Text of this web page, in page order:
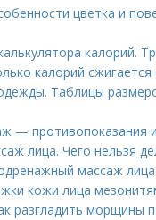
цветка и
калорий.
калорий сжигается
Таблицы
— противопоказания
лица. Чего нельзя
массаж
кожи лица
разгладить морщины